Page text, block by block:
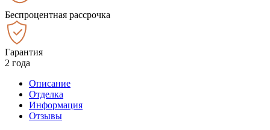
Беспроцентная рассрочка
Гарантия
2 года
Описание
Отделка
Информация
Отзывы